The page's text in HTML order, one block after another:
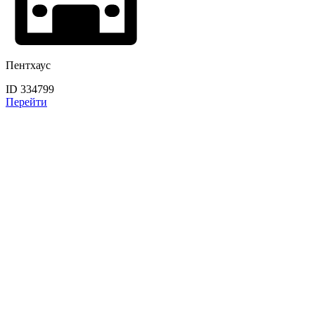
Пентхаус
ID 334799
Перейти